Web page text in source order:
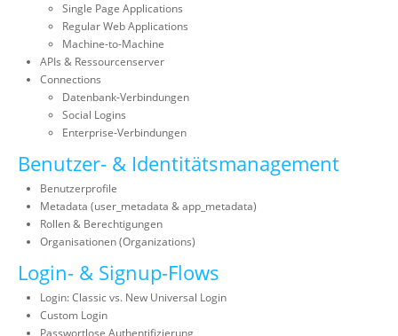
Single Page Applications
Regular Web Applications
Machine-to-Machine
APIs & Ressourcenserver
Connections
Datenbank-Verbindungen
Social Logins
Enterprise-Verbindungen
Benutzer- & Identitätsmanagement
Benutzerprofile
Metadata (user_metadata & app_metadata)
Rollen & Berechtigungen
Organisationen (Organizations)
Login- & Signup-Flows
Login: Classic vs. New Universal Login
Custom Login
Passwortlose Authentifizierung